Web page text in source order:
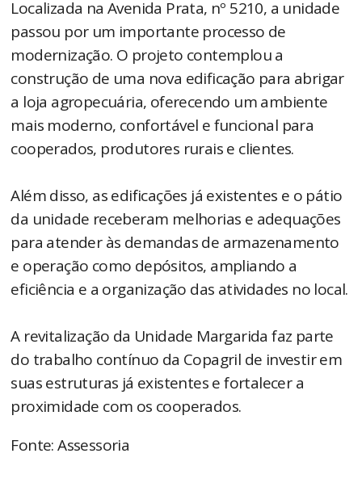
Localizada na Avenida Prata, nº 5210, a unidade
passou por um importante processo de
modernização. O projeto contemplou a
construção de uma nova edificação para abrigar
a loja agropecuária, oferecendo um ambiente
mais moderno, confortável e funcional para
cooperados, produtores rurais e clientes.
Além disso, as edificações já existentes e o pátio
da unidade receberam melhorias e adequações
para atender às demandas de armazenamento
e operação como depósitos, ampliando a
eficiência e a organização das atividades no local.
A revitalização da Unidade Margarida faz parte
do trabalho contínuo da Copagril de investir em
suas estruturas já existentes e fortalecer a
proximidade com os cooperados.
Fonte: Assessoria